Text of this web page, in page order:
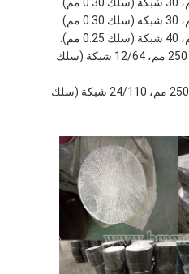
فولاذ مقاوم للصدأ، بقطر 250 مم، 12/64 شبكة (سلك
فولاذ مقاوم للصدأ. بقطر 250 مم، 24/110 شبكة (سلك